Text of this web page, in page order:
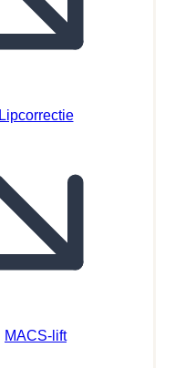
Lipcorrectie
MACS-lift